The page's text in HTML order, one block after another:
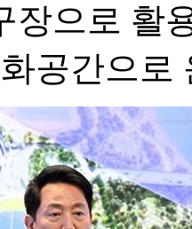
장으로 활
공간으로